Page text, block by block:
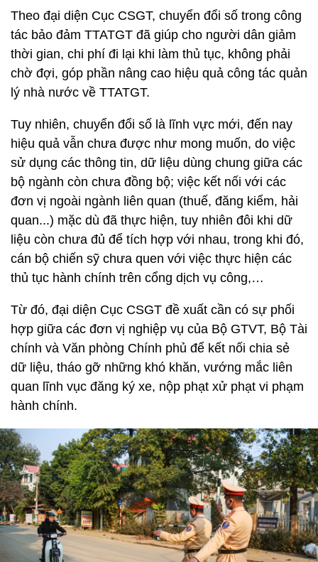
Theo đại diện Cục CSGT, chuyển đổi số trong công
tác bảo đảm TTATGT đã giúp cho người dân giảm
thời gian, chi phí đi lại khi làm thủ tục, không phải
chờ đợi, góp phần nâng cao hiệu quả công tác quản
lý nhà nước về TTATGT.
Tuy nhiên, chuyển đổi số là lĩnh vực mới, đến nay
hiệu quả vẫn chưa được như mong muốn, do việc
sử dụng các thông tin, dữ liệu dùng chung giữa các
bộ ngành còn chưa đồng bộ; việc kết nối với các
đơn vị ngoài ngành liên quan (thuế, đăng kiểm, hải
quan...) mặc dù đã thực hiện, tuy nhiên đôi khi dữ
liệu còn chưa đủ để tích hợp với nhau, trong khi đó,
cán bộ chiến sỹ chưa quen với việc thực hiện các
thủ tục hành chính trên cổng dịch vụ công,…
Từ đó, đại diện Cục CSGT đề xuất cần có sự phối
hợp giữa các đơn vị nghiệp vụ của Bộ GTVT, Bộ Tài
chính và Văn phòng Chính phủ để kết nối chia sẻ
dữ liệu, tháo gỡ những khó khăn, vướng mắc liên
quan lĩnh vục đăng ký xe, nộp phạt xử phạt vi phạm
hành chính.